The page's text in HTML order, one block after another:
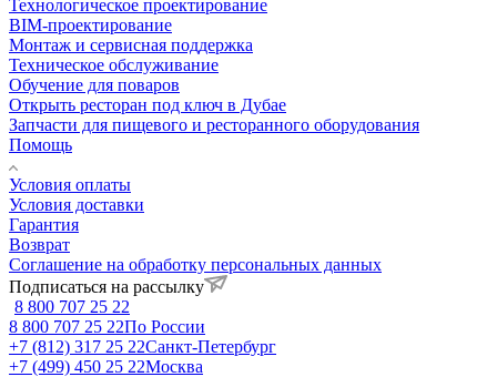
Технологическое проектирование
BIM-проектирование
Монтаж и сервисная поддержка
Техническое обслуживание
Обучение для поваров
Открыть ресторан под ключ в Дубае
Запчасти для пищевого и ресторанного оборудования
Помощь
Условия оплаты
Условия доставки
Гарантия
Возврат
Соглашение на обработку персональных данных
Подписаться на рассылку
8 800 707 25 22
8 800 707 25 22По России
+7 (812) 317 25 22Санкт-Петербург
+7 (499) 450 25 22Москва